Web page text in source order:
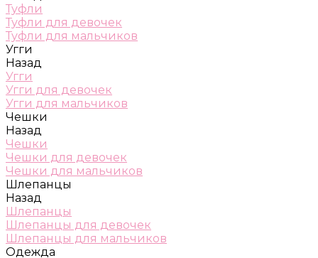
Туфли
Туфли для девочек
Туфли для мальчиков
Угги
Назад
Угги
Угги для девочек
Угги для мальчиков
Чешки
Назад
Чешки
Чешки для девочек
Чешки для мальчиков
Шлепанцы
Назад
Шлепанцы
Шлепанцы для девочек
Шлепанцы для мальчиков
Одежда